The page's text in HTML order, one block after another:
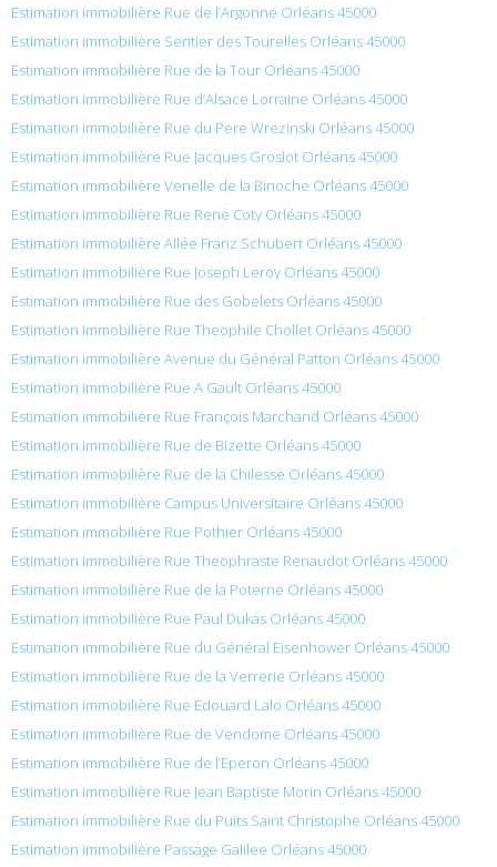
Estimation immobilière Rue de l’Argonne Orléans 45000
Estimation immobilière Sentier des Tourelles Orléans 45000
Estimation immobilière Rue de la Tour Orléans 45000
Estimation immobilière Rue d’Alsace Lorraine Orléans 45000
Estimation immobilière Rue du Pere Wrezinski Orléans 45000
Estimation immobilière Rue Jacques Groslot Orléans 45000
Estimation immobilière Venelle de la Binoche Orléans 45000
Estimation immobilière Rue René Coty Orléans 45000
Estimation immobilière Allée Franz Schubert Orléans 45000
Estimation immobilière Rue Joseph Leroy Orléans 45000
Estimation immobilière Rue des Gobelets Orléans 45000
Estimation immobilière Rue Theophile Chollet Orléans 45000
Estimation immobilière Avenue du Général Patton Orléans 45000
Estimation immobilière Rue A Gault Orléans 45000
Estimation immobilière Rue François Marchand Orléans 45000
Estimation immobilière Rue de Bizette Orléans 45000
Estimation immobilière Rue de la Chilesse Orléans 45000
Estimation immobilière Campus Universitaire Orléans 45000
Estimation immobilière Rue Pothier Orléans 45000
Estimation immobilière Rue Theophraste Renaudot Orléans 45000
Estimation immobilière Rue de la Poterne Orléans 45000
Estimation immobilière Rue Paul Dukas Orléans 45000
Estimation immobilière Rue du Général Eisenhower Orléans 45000
Estimation immobilière Rue de la Verrerie Orléans 45000
Estimation immobilière Rue Édouard Lalo Orléans 45000
Estimation immobilière Rue de Vendome Orléans 45000
Estimation immobilière Rue de l’Eperon Orléans 45000
Estimation immobilière Rue Jean Baptiste Morin Orléans 45000
Estimation immobilière Rue du Puits Saint Christophe Orléans 45000
Estimation immobilière Passage Galilee Orléans 45000